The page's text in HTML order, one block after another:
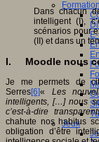
Formation
Jeux
Dans chacun
intelligent (I),
scénarios pour
(II) et dans un
I. Moodle nous
Je me permets de
Serres[6]« Les
intelligents, […] nous
c’est-à-dire
chahute nos habitus
obligation d’être